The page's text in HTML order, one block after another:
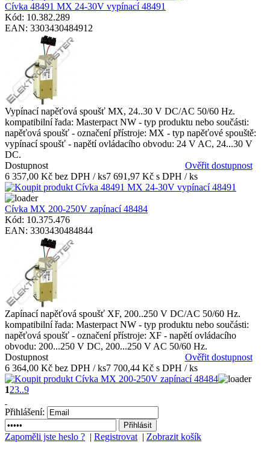
Cívka 48491 MX 24-30V vypínací 48491
Kód: 10.382.289
EAN: 3303430484912
Vypínací napěťová spoušť MX, 24..30 V DC/AC 50/60 Hz.
kompatibilní řada: Masterpact NW - typ produktu nebo součásti:
napěťová spoušť - označení přístroje: MX - typ napěťové spouště:
vypínací spoušť - napětí ovládacího obvodu: 24 V AC, 24...30 V
DC.
Dostupnost
Ověřit dostupnost
6 357,00 Kč bez DPH / ks7 691,97 Kč s DPH / ks
Cívka MX 200-250V zapínací 48484
Kód: 10.375.476
EAN: 3303430484844
Zapínací napěťová spoušť XF, 200..250 V DC/AC 50/60 Hz.
kompatibilní řada: Masterpact NW - typ produktu nebo součásti:
napěťová spoušť - označení přístroje: XF - napětí ovládacího
obvodu: 200...250 V DC, 200...250 V AC 50/60 Hz.
Dostupnost
Ověřit dostupnost
6 364,00 Kč bez DPH / ks7 700,44 Kč s DPH / ks
123..9
Přihlášení:
Zapoměli jste heslo ? | Registrovat | Zobrazit košík